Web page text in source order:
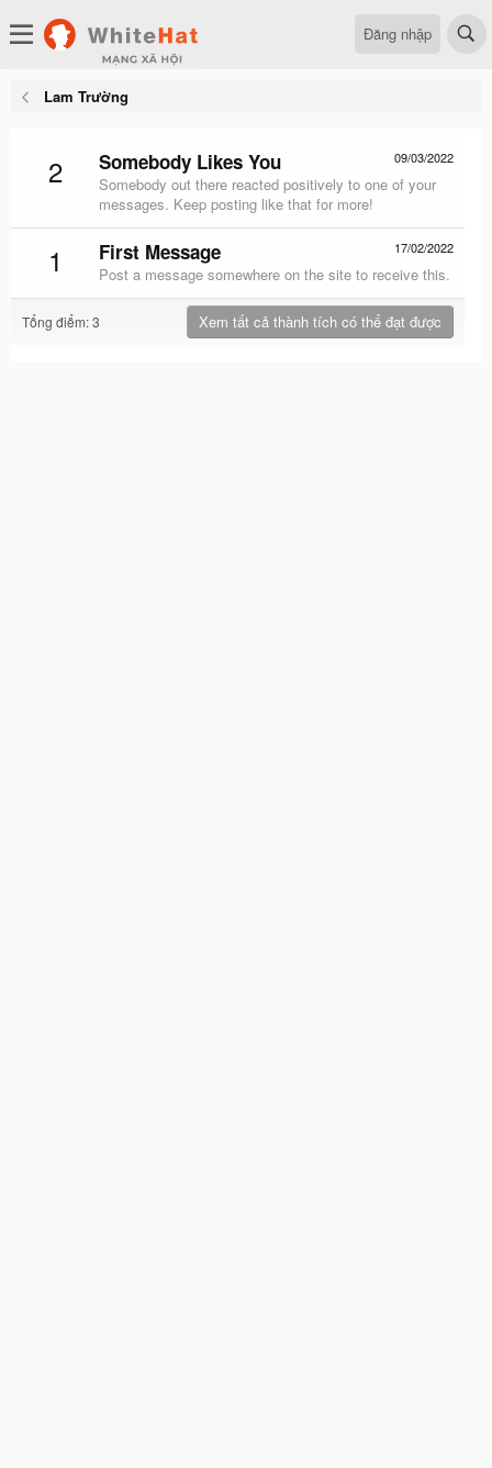
Đăng nhập
Lam Trường
2 09/03/2022
Somebody Likes You
Somebody out there reacted positively to one of your
messages. Keep posting like that for more!
1 17/02/2022
First Message
Post a message somewhere on the site to receive this.
Tổng điểm: 3 Xem tất cả thành tích có thể đạt được